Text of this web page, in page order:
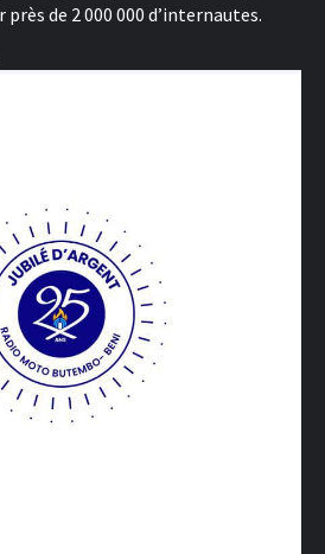
de 2 000 000 d’internautes.